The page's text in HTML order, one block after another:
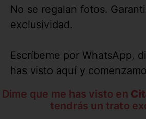
No se regalan fotos.
exclusividad.
Escríbeme por WhatsApp,
has visto aquí y
Dime que me has visto en
tendrás un trato